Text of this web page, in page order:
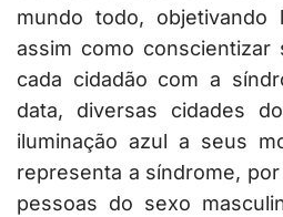
mundo todo, objetivando
assim como
cada cidadão com a
data, diversas cidades
iluminação azul a seus
representa a síndrome,
pessoas do sexo